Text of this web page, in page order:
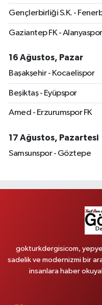
Gençlerbirliği S.K. -
Gaziantep FK - Alanyaspor
16 Ağustos, Pazar
Başakşehir - Kocaelispor
Beşiktaş - Eyüpspor
Amed - Erzurumspor FK
17 Ağustos, Pazartesi
Samsunspor - Göztepe
gokturkdergisicom,
sadelik ve modernizmi bir
insanlara haber